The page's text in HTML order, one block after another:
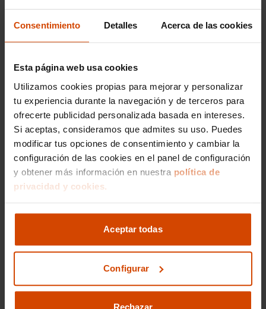
Consentimiento Detalles Acerca de las cookies
Esta página web usa cookies
Utilizamos cookies propias para mejorar y personalizar
tu experiencia durante la navegación y de terceros para
ofrecerte publicidad personalizada basada en intereses.
Si aceptas, consideramos que admites su uso. Puedes
modificar tus opciones de consentimiento y cambiar la
configuración de las cookies en el panel de configuración
y obtener más información en nuestra política de
privacidad y cookies.
Aceptar todas
Configurar
de Volvo
En Córdoba, los coches Volvo de segunda mano
son una opción muy atractiva para quienes
buscan seguridad, diseño y confort. Modelos
como el V40, XC40 y V90 destacan por su
calidad de construcción, tecnología y estilo
escandinavo.
Volvo V40 en Córdoba , un compacto
elegante y seguro, ideal para el día a día con
un diseño moderno y acabados de calidad.
Volvo XC40 en Córdoba , un SUV compacto
con una estética atractiva, perfecto para
formato urbano.
Volvo V90 en Córdoba , una berlina familiar
de alta gama, que destaca por su amplitud,